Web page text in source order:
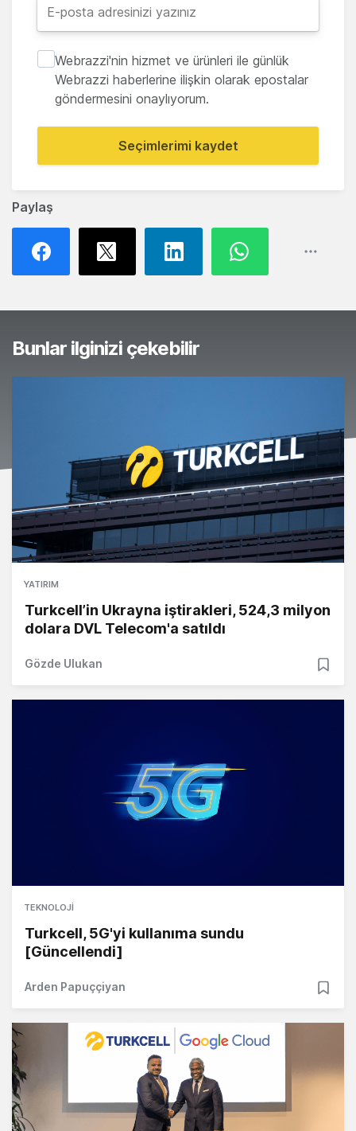
Paylaş
Webrazzi'nin hizmet ve ürünleri ile günlük
Webrazzi haberlerine ilişkin olarak epostalar
göndermesini onaylıyorum.
Seçimlerimi kaydet
Bunlar ilginizi çekebilir
YATIRIM
Turkcell’in Ukrayna iştirakleri, 524,3 milyon
dolara DVL Telecom'a satıldı
Gözde Ulukan
TEKNOLOJI
Turkcell, 5G'yi kullanıma sundu
[Güncellendi]
Arden Papuççiyan